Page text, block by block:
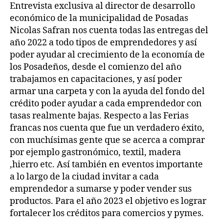
Entrevista exclusiva al director de desarrollo
económico de la municipalidad de Posadas
Nicolas Safran nos cuenta todas las entregas del
año 2022 a todo tipos de emprendedores y así
poder ayudar al crecimiento de la economía de
los Posadeños, desde el comienzo del año
trabajamos en capacitaciones, y así poder
armar una carpeta y con la ayuda del fondo del
crédito poder ayudar a cada emprendedor con
tasas realmente bajas. Respecto a las Ferias
francas nos cuenta que fue un verdadero éxito,
con muchísimas gente que se acerca a comprar
por ejemplo gastronómico, textil, madera
,hierro etc. Así también en eventos importante
a lo largo de la ciudad invitar a cada
emprendedor a sumarse y poder vender sus
productos. Para el año 2023 el objetivo es lograr
fortalecer los créditos para comercios y pymes.